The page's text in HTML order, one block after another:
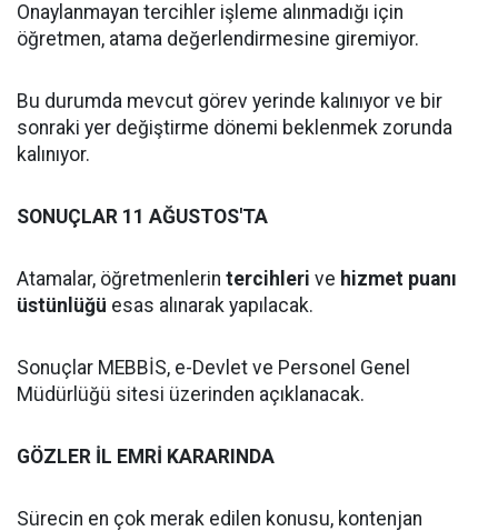
Onaylanmayan tercihler işleme alınmadığı için
öğretmen, atama değerlendirmesine giremiyor.
Bu durumda mevcut görev yerinde kalınıyor ve bir
sonraki yer değiştirme dönemi beklenmek zorunda
kalınıyor.
SONUÇLAR 11 AĞUSTOS'TA
Atamalar, öğretmenlerin tercihleri ve hizmet puanı
üstünlüğü esas alınarak yapılacak.
Sonuçlar MEBBİS, e-Devlet ve Personel Genel
Müdürlüğü sitesi üzerinden açıklanacak.
GÖZLER İL EMRİ KARARINDA
Sürecin en çok merak edilen konusu, kontenjan